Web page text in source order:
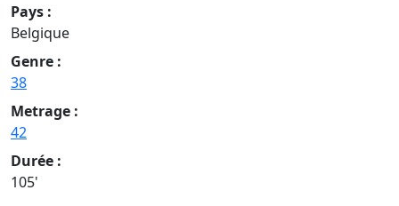
Pays :
Belgique
Genre :
38
Metrage :
42
Durée :
105'